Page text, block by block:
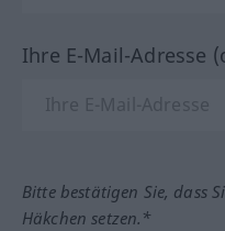
Ihre E-Mail-Adresse
Bitte bestätigen Sie, dass
Häkchen setzen.*